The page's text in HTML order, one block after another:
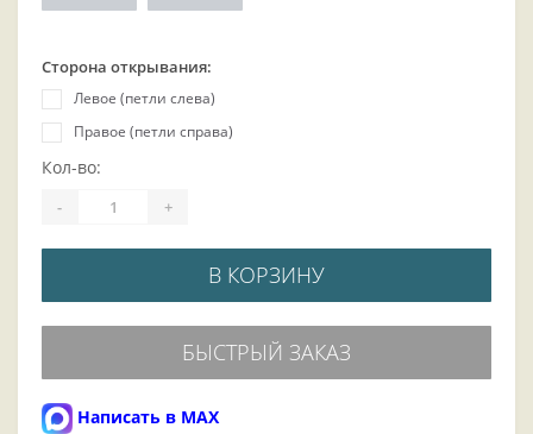
Сторона открывания:
Левое (петли слева)
Правое (петли справа)
Кол-во:
- +
В КОРЗИНУ
БЫСТРЫЙ ЗАКАЗ
Написать в MAX